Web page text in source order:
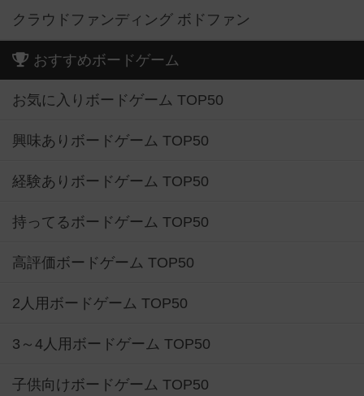
クラウドファンディング ボドファン
おすすめボードゲーム
お気に入りボードゲーム TOP50
興味ありボードゲーム TOP50
経験ありボードゲーム TOP50
持ってるボードゲーム TOP50
高評価ボードゲーム TOP50
2人用ボードゲーム TOP50
3～4人用ボードゲーム TOP50
子供向けボードゲーム TOP50